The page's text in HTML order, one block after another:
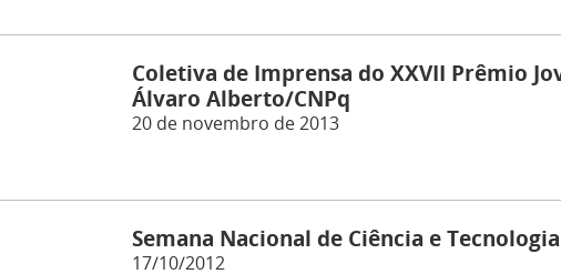
Coletiva de Imprensa do XXVII Prêmio
Álvaro Alberto/CNPq
20 de novembro de 2013
Semana Nacional de Ciência e
17/10/2012